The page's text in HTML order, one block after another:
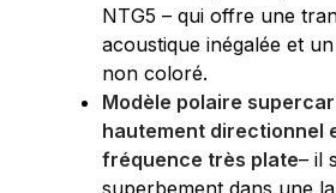
NTG5 – qui offre une
acoustique inégalée et
non coloré.
Modèle polaire
hautement directionnel
fréquence très plate– il
superbement dans une